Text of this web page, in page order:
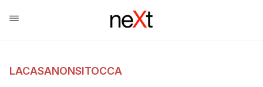
LACASANONSITOCCA